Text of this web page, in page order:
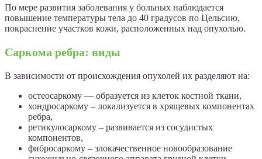
По мере развития заболевания у больных наблюдается
повышение температуры тела до 40 градусов по Цельсию,
покраснение участков кожи, расположенных над опухолью.
Саркома ребра: виды
В зависимости от происхождения опухолей их разделяют на:
остеосаркому — образуется из клеток костной ткани,
хондросаркому – локализуется в хрящевых компонентах
ребра,
ретикулосаркому – развивается из сосудистых
компонентов,
фибросаркому – злокачественное новообразование